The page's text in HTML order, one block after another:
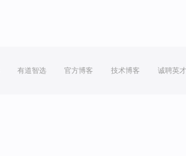
有道智选 官方博客 技术博客 诚聘英才